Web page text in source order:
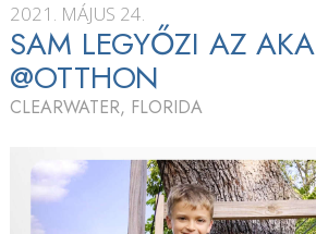
2021. MÁJUS 24.
SAM LEGYŐZI AZ
@OTTHON
CLEARWATER, FLORIDA